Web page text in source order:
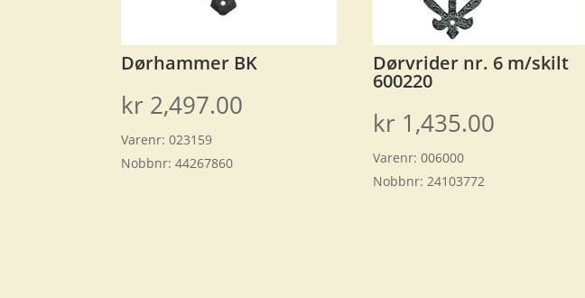
Dørhammer BK
kr 2,497.00
Varenr:023159
Nobbnr:44267860
Dørvrider nr. 6 m/skilt
600220
kr 1,435.00
Varenr:006000
Nobbnr:24103772